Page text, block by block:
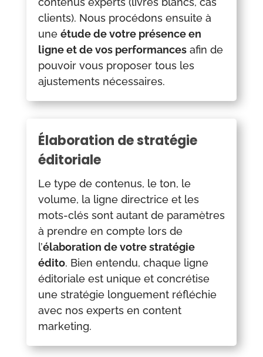
clients). Nous procédons ensuite à
une étude de votre présence en
ligne et de vos performancesafin de
pouvoir vous proposer tous les
ajustements nécessaires.
Élaboration de stratégie
éditoriale
Le type de contenus, le ton, le
volume, la ligne directrice et les
mots-clés sont autant de paramètres
à prendre en compte lors de
l’élaboration de votre stratégie
édito. Bien entendu, chaque ligne
éditoriale est unique et concrétise
une stratégie longuement réfléchie
avec nos experts en content
marketing.